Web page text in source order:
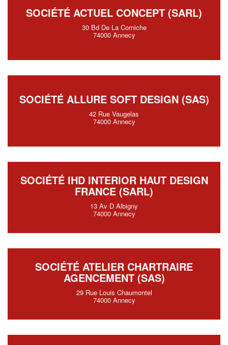
SOCIÉTÉ ACTUEL CONCEPT (SARL)
30 Bd De La Corniche
74000 Annecy
SOCIÉTÉ ALLURE SOFT DESIGN (SAS)
42 Rue Vaugelas
74000 Annecy
SOCIÉTÉ IHD INTERIOR HAUT DESIGN
FRANCE (SARL)
13 Av D Albigny
74000 Annecy
SOCIÉTÉ ATELIER CHARTRAIRE
AGENCEMENT (SAS)
29 Rue Louis Chaumontel
74000 Annecy